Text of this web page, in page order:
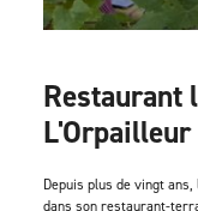
Restaurant
L'Orpailleur
Depuis plus de vingt
dans son restaurant-